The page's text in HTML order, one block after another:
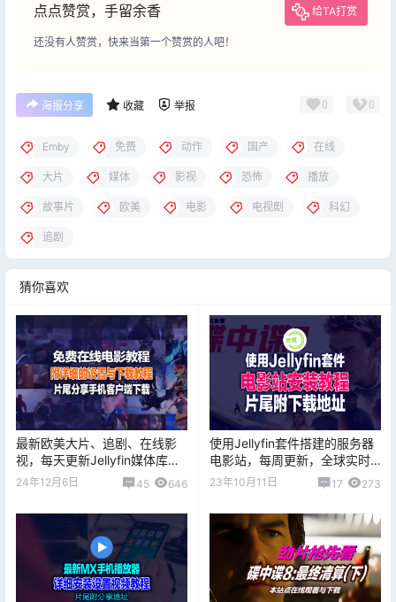
点点赞赏，手留余香 给TA打赏
还没有人赞赏，快来当第一个赞赏的人吧！
海报分享 收藏 举报 0 0
Emby 免费 动作 国产 在线
大片 媒体 影视 恐怖 播放
故事片 欧美 电影 电视剧 科幻
追剧
猜你喜欢
最新欧美大片、追剧、在线影
视，每天更新Jellyfin媒体库转
Emby媒体库播放器
24年12月6日 45 646
使用Jellyfin套件搭建的服务器
电影站，每周更新，全球实时
影片分享！片尾附软件下载地
23年10月11日 17 273